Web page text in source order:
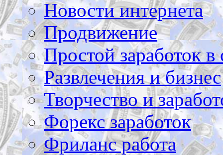
Новости интернета
Продвижение
Простой заработок в
Развлечения и бизнес
Творчество и
Форекс заработок
Фриланс работа